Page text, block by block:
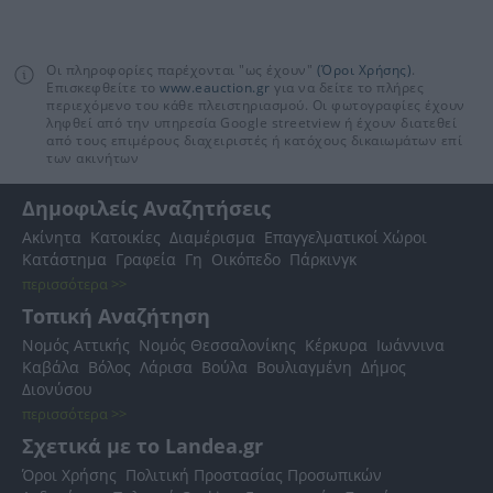
Οι πληροφορίες παρέχονται "ως έχουν" (Όροι Χρήσης).
Επισκεφθείτε το www.eauction.gr για να δείτε το πλήρες
περιεχόμενο του κάθε πλειστηριασμού. Οι φωτογραφίες έχουν
ληφθεί από την υπηρεσία Google streetview ή έχουν διατεθεί
από τους επιμέρους διαχειριστές ή κατόχους δικαιωμάτων επί
των ακινήτων
Δημοφιλείς Αναζητήσεις
Ακίνητα Κατοικίες Διαμέρισμα Επαγγελματικοί Χώροι
Κατάστημα Γραφεία Γη Οικόπεδο Πάρκινγκ
περισσότερα >>
Τοπική Αναζήτηση
Νομός Αττικής Νομός Θεσσαλονίκης Κέρκυρα Ιωάννινα
Καβάλα Βόλος Λάρισα Βούλα Βουλιαγμένη Δήμος
Διονύσου
περισσότερα >>
Σχετικά με το Landea.gr
Όροι Χρήσης Πολιτική Προστασίας Προσωπικών